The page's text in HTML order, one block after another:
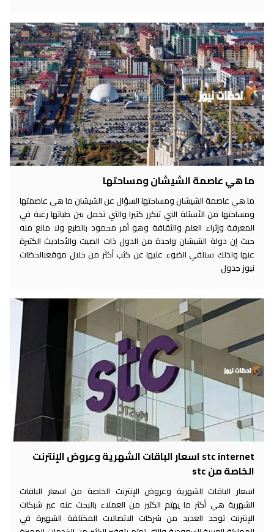
ما هي عاصمة الشيشان ومساحتها
ما هي عاصمة الشيشان ومساحتها السؤال عن الشيشان ما هي عاصمتها
ومساحتها من الأسئلة التي تتكرر كثيرا والتي تحمل بين طياتها رغبة في
المعرفة وإثراء العلم والثقافة وهو أمر محمود بالطبع ولا مانع منه
حيث إن دولة الشيشان واحدة من الدول ذات الصيت والأحاديث الكثيرة
عنها ولذلك سنلقي الضوء عليها عن كثب أكثر من خلال موقعنالحظات
نيوز جدول
stc internet اسعار الباقات الشهرية وعروض الإنترنت
الخاصة من stc
اسعار الباقات الشهرية وعروض الإنترنت الخاصة من اسعار الباقات
الشهرية هي أكثر ما يهتم الكثير من العملاء بالبحث عنه عبر شبكات
الإنترنت توجد العديد من شركات الاتصالات المختلفة الشهيرة في